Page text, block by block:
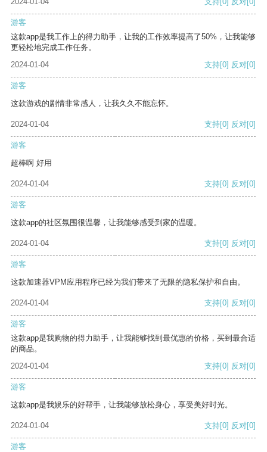
游客
这款app是我工作上的得力助手，让我的工作效率提高了50%，让我能够
更轻松地完成工作任务。
2024-01-04
支持[0] 反对[0]
游客
这款游戏的剧情非常感人，让我久久不能忘怀。
2024-01-04 支持[0] 反对[0]
游客
超棒啊 好用
2024-01-04 支持[0] 反对[0]
游客
这款app的社区氛围很温馨，让我能够感受到家的温暖。
2024-01-04 支持[0] 反对[0]
游客
这款加速器VPM应用程序已经为我们带来了无限的隐私保护和自由。
2024-01-04 支持[0] 反对[0]
游客
这款app是我购物的得力助手，让我能够找到最优惠的价格，买到最合适
的商品。
2024-01-04
支持[0] 反对[0]
游客
这款app是我娱乐的好帮手，让我能够放松身心，享受美好时光。
2024-01-04 支持[0] 反对[0]
游客